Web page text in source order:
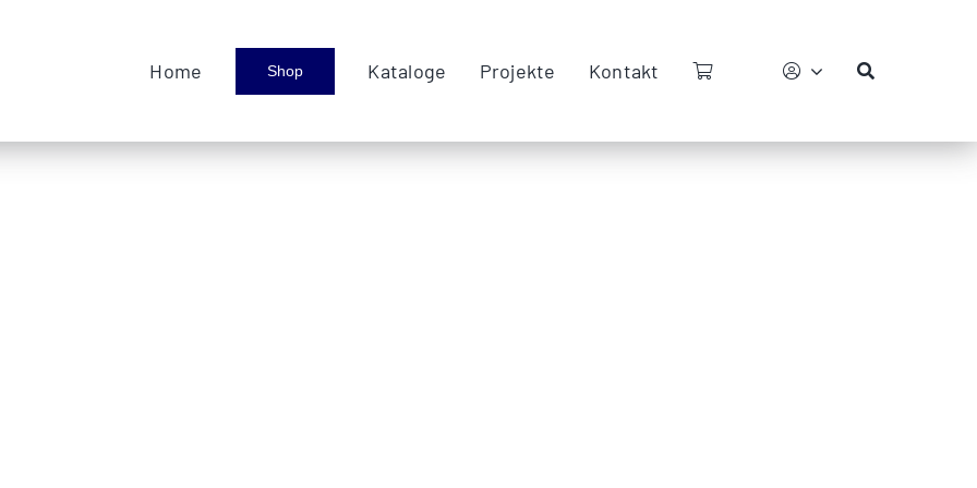
Home Shop Kataloge Projekte Kontakt